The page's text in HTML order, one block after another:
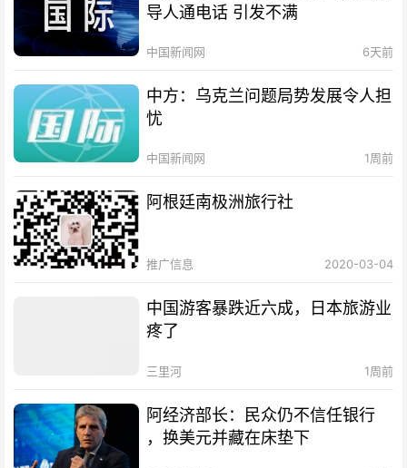
导人通电话 引发不满
中国新闻网 6天前
中方：乌克兰问题局势发展令人担
忧
中国新闻网 1周前
阿根廷南极洲旅行社
推广信息 2020-03-04
中国游客暴跌近六成，日本旅游业
疼了
三里河 1周前
阿经济部长：民众仍不信任银行
，换美元并藏在床垫下